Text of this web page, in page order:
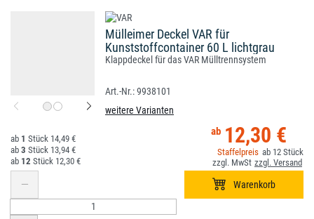
Mülleimer Deckel VAR für
Kunststoffcontainer 60 L lichtgrau
Klappdeckel für das VAR Mülltrennsystem
9938101
weitere Varianten
12,30 €
12
1
14,49 €
3
13,94 €
12
12,30 €